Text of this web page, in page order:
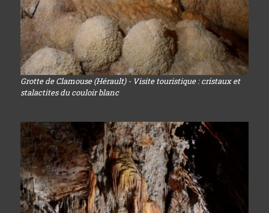
Grotte de Clamouse (Hérault) - Visite touristique : cristaux et
stalactites du couloir blanc